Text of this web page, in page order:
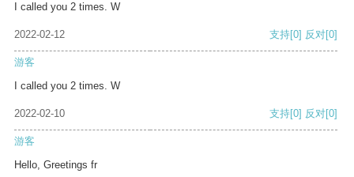
I called you 2 times. W
2022-02-12 支持[0] 反对[0]
游客
I called you 2 times. W
2022-02-10 支持[0] 反对[0]
游客
Hello, Greetings fr